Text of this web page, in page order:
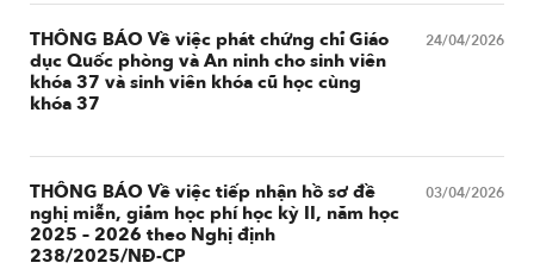
24/04/2026
THÔNG BÁO Về việc phát chứng chỉ Giáo
dục Quốc phòng và An ninh cho sinh viên
khóa 37 và sinh viên khóa cũ học cùng
khóa 37
03/04/2026
THÔNG BÁO Về việc tiếp nhận hồ sơ đề
nghị miễn, giảm học phí học kỳ II, năm học
2025 – 2026 theo Nghị định
238/2025/NĐ-CP